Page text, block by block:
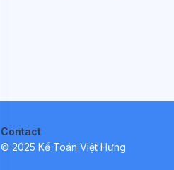
Contact
© 2025 Kế Toán Việt Hưng